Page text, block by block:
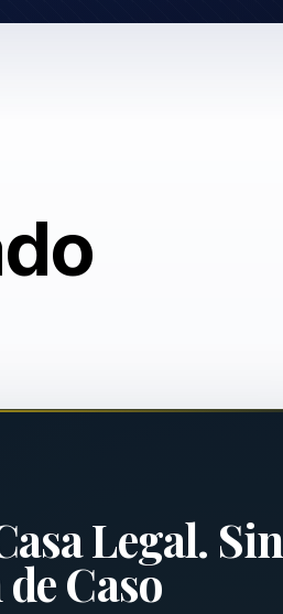
Legal. Sin
Caso